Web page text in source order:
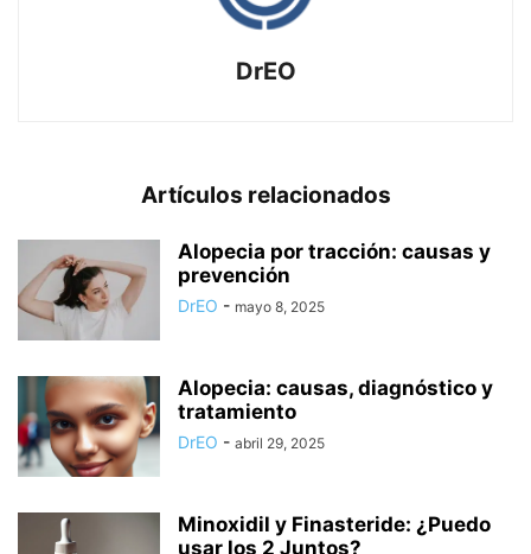
DrEO
Artículos relacionados
Alopecia por tracción: causas y
prevención
DrEO - mayo 8, 2025
Alopecia: causas, diagnóstico y
tratamiento
DrEO - abril 29, 2025
Minoxidil y Finasteride: ¿Puedo
usar los 2 Juntos?